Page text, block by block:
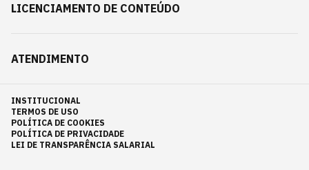
LICENCIAMENTO DE CONTEÚDO
ATENDIMENTO
INSTITUCIONAL
TERMOS DE USO
POLÍTICA DE COOKIES
POLÍTICA DE PRIVACIDADE
LEI DE TRANSPARÊNCIA SALARIAL